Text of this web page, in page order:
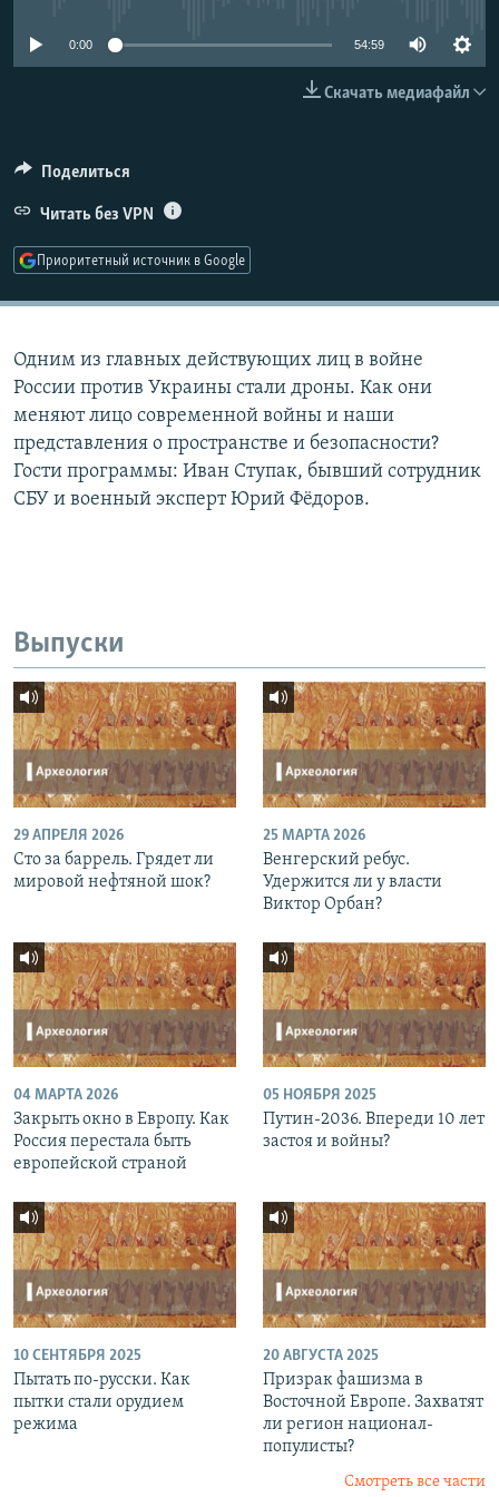
Все сайты РСЕ/РС
0:00 54:59
Скачать медиафайл
Поделиться
Читать без VPN
Приоритетный источник в Google
Одним из главных действующих лиц в войне
России против Украины стали дроны. Как они
меняют лицо современной войны и наши
представления о пространстве и безопасности?
Гости программы: Иван Ступак, бывший сотрудник
СБУ и военный эксперт Юрий Фёдоров.
Выпуски
29 АПРЕЛЯ 2026
Сто за баррель. Грядет ли
мировой нефтяной шок?
25 МАРТА 2026
Венгерский ребус.
Удержится ли у власти
Виктор Орбан?
04 МАРТА 2026
Закрыть окно в Европу. Как
Россия перестала быть
европейской страной
05 НОЯБРЯ 2025
Путин-2036. Впереди 10 лет
застоя и войны?
10 СЕНТЯБРЯ 2025
Пытать по-русски. Как
пытки стали орудием
режима
20 АВГУСТА 2025
Призрак фашизма в
Восточной Европе. Захватят
ли регион национал-
популисты?
Смотреть все части